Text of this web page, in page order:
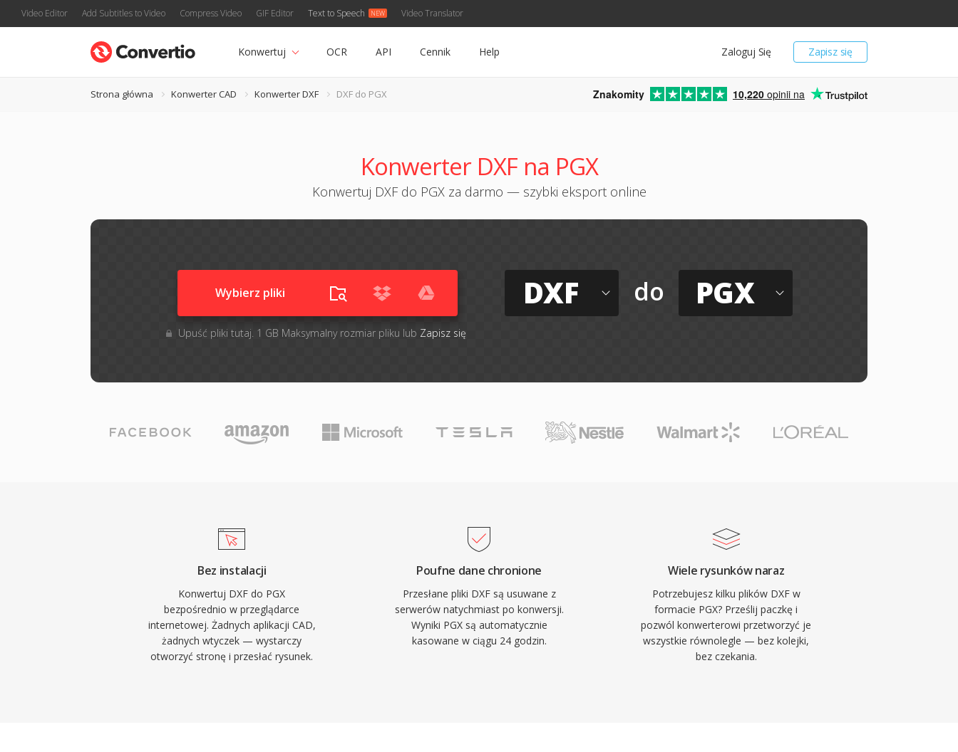
Video Editor Add Subtitles to Video Compress Video GIF Editor Text to Speech Video Translator
Zapisz się
Zaloguj Się
Konwertuj OCR API Cennik Help
Strona główna Konwerter CAD Konwerter DXF DXF do PGX Znakomity 10,220 opinii na
Konwerter DXF na PGX
Konwertuj DXF do PGX za darmo — szybki eksport online
Wybierz pliki
Upuść pliki tutaj. 1 GB Maksymalny rozmiar pliku lub Zapisz się
DXF do PGX
Bez instalacji
Konwertuj DXF do PGX
bezpośrednio w przeglądarce
internetowej. Żadnych aplikacji CAD,
żadnych wtyczek — wystarczy
otworzyć stronę i przesłać rysunek.
Poufne dane chronione
Przesłane pliki DXF są usuwane z
serwerów natychmiast po konwersji.
Wyniki PGX są automatycznie
kasowane w ciągu 24 godzin.
Wiele rysunków naraz
Potrzebujesz kilku plików DXF w
formacie PGX? Prześlij paczkę i
pozwól konwerterowi przetworzyć je
wszystkie równolegle — bez kolejki,
bez czekania.